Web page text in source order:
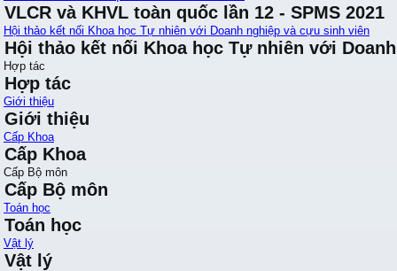
VLCR và KHVL toàn quốc lần 12 - SPMS 2021
Hội thảo kết nối Khoa học Tự nhiên với Doanh nghiệp và cựu sinh viên
Hội thảo kết nối Khoa học Tự nhiên với
Hợp tác
Hợp tác
Giới thiệu
Giới thiệu
Cấp Khoa
Cấp Khoa
Cấp Bộ môn
Cấp Bộ môn
Toán học
Toán học
Vật lý
Vật lý